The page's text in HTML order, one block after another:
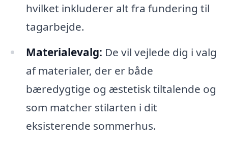
hvilket inkluderer alt fra fundering til
tagarbejde.
Materialevalg: De vil vejlede dig i valg
af materialer, der er både
bæredygtige og æstetisk tiltalende og
som matcher stilarten i dit
eksisterende sommerhus.